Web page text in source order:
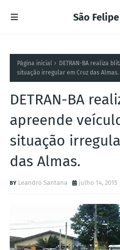
São
Página inicial
DETRAN-BA realiza
situação irregular em Cruz das Almas.
DETRAN-BA
apreende
situação
das Almas.
Leandro Santana julho 14, 2015